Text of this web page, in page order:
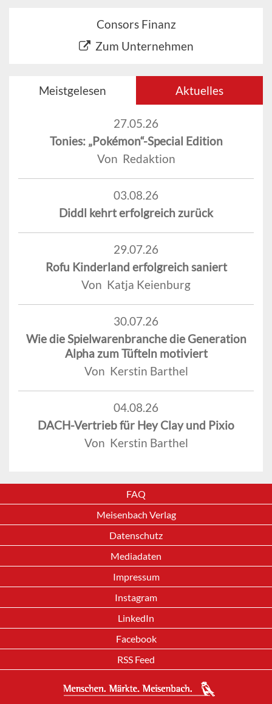
Consors Finanz
Zum Unternehmen
Meistgelesen Aktuelles
27.05.26
Tonies: „Pokémon“-Special Edition
Von Redaktion
03.08.26
Diddl kehrt erfolgreich zurück
29.07.26
Rofu Kinderland erfolgreich saniert
Von Katja Keienburg
30.07.26
Wie die Spielwarenbranche die Generation
Alpha zum Tüfteln motiviert
Von Kerstin Barthel
04.08.26
DACH-Vertrieb für Hey Clay und Pixio
Von Kerstin Barthel
FAQ
Meisenbach Verlag
Datenschutz
Mediadaten
Impressum
Instagram
LinkedIn
Facebook
RSS Feed